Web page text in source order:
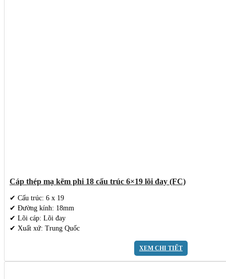
Cáp thép mạ kẽm phi 18 cấu trúc 6×19 lõi đay (FC)
✔ Cấu trúc: 6 x 19
✔ Đường kính: 18mm
✔ Lõi cáp: Lõi đay
✔ Xuất xứ: Trung Quốc
XEM CHI TIẾT